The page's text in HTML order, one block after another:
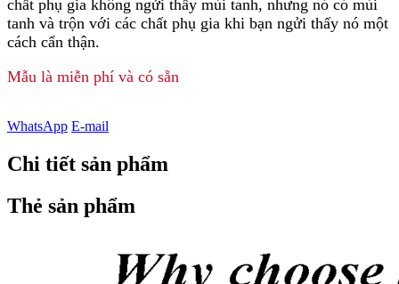
chất phụ gia không ngửi thấy mùi tanh, nhưng nó có mùi
tanh và trộn với các chất phụ gia khi bạn ngửi thấy nó một
cách cẩn thận.
Mẫu là miễn phí và có sẵn
WhatsApp E-mail
Chi tiết sản phẩm
Thẻ sản phẩm